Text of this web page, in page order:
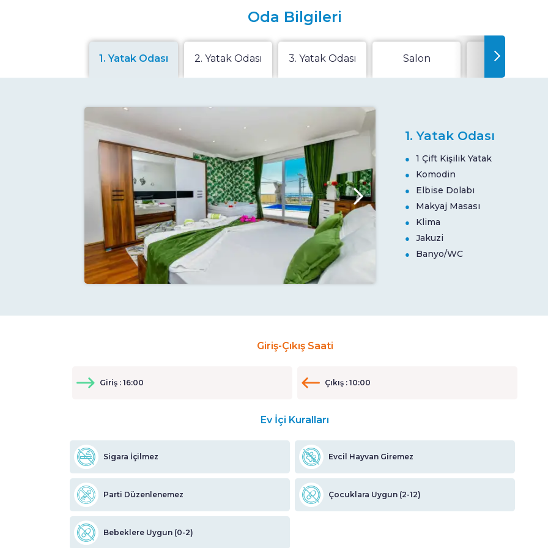
Oda Bilgileri
1. Yatak Odası 2. Yatak Odası 3. Yatak Odası Salon Mutfak
1. Yatak Odası
1 Çift Kişilik Yatak
Komodin
Elbise Dolabı
Makyaj Masası
Klima
Jakuzi
Banyo/WC
Giriş-Çıkış Saati
Giriş : 16:00 Çıkış : 10:00
Ev İçi Kuralları
Sigara İçilmez Evcil Hayvan Giremez
Parti Düzenlenemez Çocuklara Uygun (2-12)
Bebeklere Uygun (0-2)